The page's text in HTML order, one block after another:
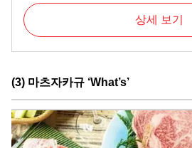
상세 보기
(3) 마츠자카규 ‘What’s’